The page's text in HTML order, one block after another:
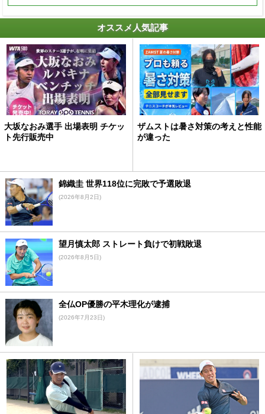
オススメ人気記事
大坂なおみ選手 出場表明 チケッ
ト先行販売中
ザムストは暑さ対策の考えと性能
が違った
錦織圭 世界118位に完敗で予選敗退
(2026年8月2日)
望月慎太郎 ストレート負けで初戦敗退
(2026年8月5日)
全仏OP優勝の平木理化が逮捕
(2026年7月23日)